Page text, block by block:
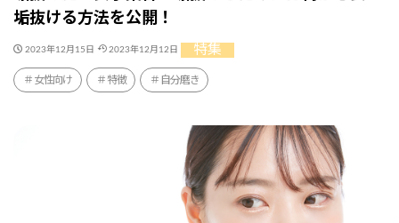
垢抜ける方法を公開！
2023年12月15日 2023年12月12日 特集
女性向け 特徴 自分磨き